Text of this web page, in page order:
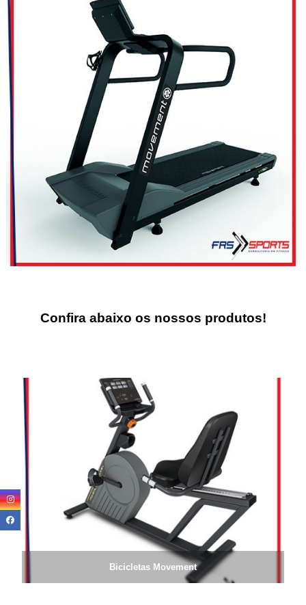
Confira abaixo os nossos produtos!
Bicicletas Movement